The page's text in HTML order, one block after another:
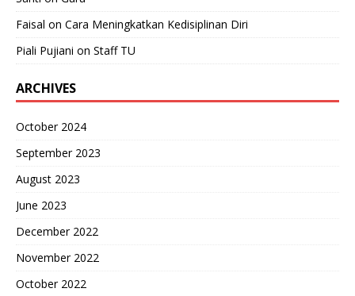
Faisal on Cara Meningkatkan Kedisiplinan Diri
Piali Pujiani on Staff TU
ARCHIVES
October 2024
September 2023
August 2023
June 2023
December 2022
November 2022
October 2022